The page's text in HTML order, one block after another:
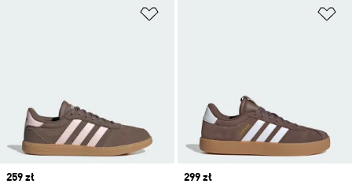
Price
259 zł
Price
299 zł